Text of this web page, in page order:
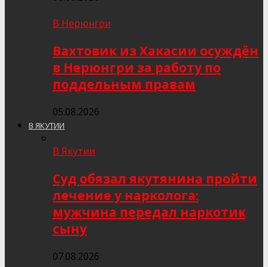
В Нерюнгри
Вахтовик из Хакасии осуждён
в Нерюнгри за работу по
поддельным правам
05.08.2026
В ЯКУТИИ
В Якутии
Суд обязал якутянина пройти
лечение у нарколога:
мужчина передал наркотик
сыну
07.08.2026